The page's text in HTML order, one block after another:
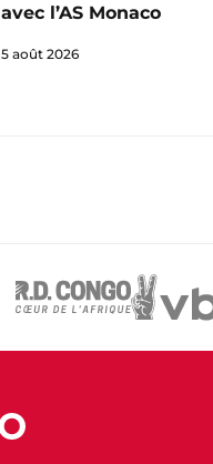
avec l’AS Monaco
5 août 2026